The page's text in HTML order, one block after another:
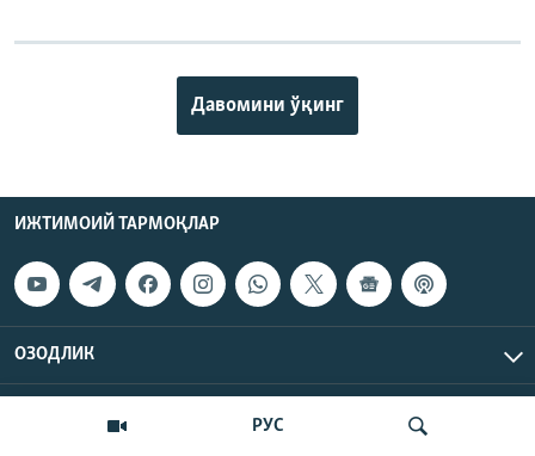
РУС
Давомини ўқинг
ИЖТИМОИЙ ТАРМОҚЛАР
ОЗОДЛИК